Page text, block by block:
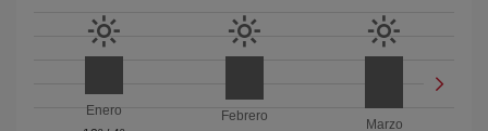
Enero
Febrero
Marzo